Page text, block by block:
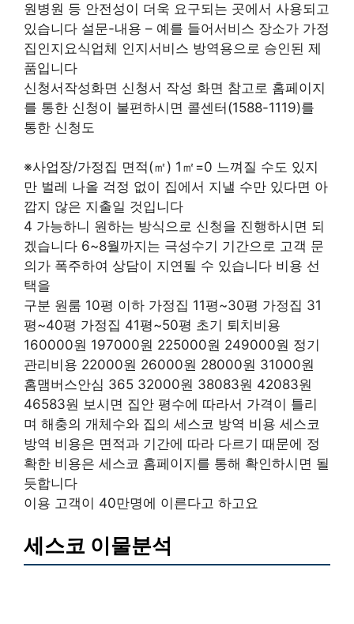
원병원 등 안전성이 더욱 요구되는 곳에서 사용되고
있습니다 설문-내용 – 예를 들어서비스 장소가 가정
집인지요식업체 인지서비스 방역용으로 승인된 제
품입니다
신청서작성화면 신청서 작성 화면 참고로 홈페이지
를 통한 신청이 불편하시면 콜센터(1588-1119)를
통한 신청도
※사업장/가정집 면적(㎡) 1㎡=0 느껴질 수도 있지
만 벌레 나올 걱정 없이 집에서 지낼 수만 있다면 아
깝지 않은 지출일 것입니다
4 가능하니 원하는 방식으로 신청을 진행하시면 되
겠습니다 6~8월까지는 극성수기 기간으로 고객 문
의가 폭주하여 상담이 지연될 수 있습니다 비용 선
택을
구분 원룸 10평 이하 가정집 11평~30평 가정집 31
평~40평 가정집 41평~50평 초기 퇴치비용
160000원 197000원 225000원 249000원 정기
관리비용 22000원 26000원 28000원 31000원
홈맴버스안심 365 32000원 38083원 42083원
46583원 보시면 집안 평수에 따라서 가격이 틀리
며 해충의 개체수와 집의 세스코 방역 비용 세스코
방역 비용은 면적과 기간에 따라 다르기 때문에 정
확한 비용은 세스코 홈페이지를 통해 확인하시면 될
듯합니다
이용 고객이 40만명에 이른다고 하고요
세스코 이물분석